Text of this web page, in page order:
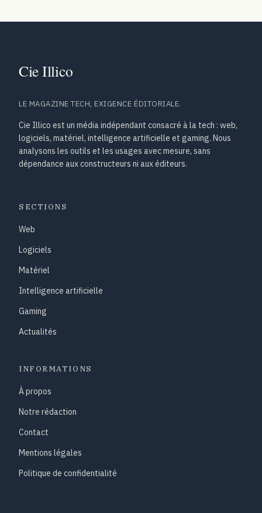
LE MAGAZINE TECH, EXIGENCE ÉDITORIALE.
Cie Illico est un média indépendant consacré à la tech : web,
logiciels, matériel, intelligence artificielle et gaming. Nous
analysons les outils et les usages avec mesure, sans
dépendance aux constructeurs ni aux éditeurs.
SECTIONS
Web
Logiciels
Matériel
Intelligence artificielle
Gaming
Actualités
INFORMATIONS
À propos
Notre rédaction
Contact
Mentions légales
Politique de confidentialité